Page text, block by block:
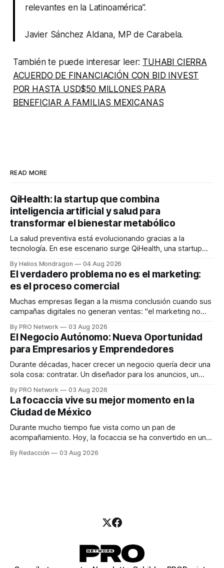
relevantes en la Latinoamérica”.
Javier Sánchez Aldana, MP de Carabela.
También te puede interesar leer: TUHABI CIERRA
ACUERDO DE FINANCIACIÓN CON BID INVEST
POR HASTA USD$50 MILLONES PARA
BENEFICIAR A FAMILIAS MEXICANAS
READ MORE
QiHealth: la startup que combina
inteligencia artificial y salud para
transformar el bienestar metabólico
La salud preventiva está evolucionando gracias a la
tecnología. En ese escenario surge QiHealth, una startup
dispositivos inteligentes, inteligencia artificial y monitoreo
en tiempo real para ayudar a las personas a tomar mejores
decisiones sobre su salud metabólica. Su propuesta busca
responder
By Helios Mondragon 04 Aug 2026
El verdadero problema no es el marketing:
es el proceso comercial
Muchas empresas llegan a la misma conclusión cuando sus
campañas digitales no generan ventas: "el marketing no
INTERIUS, el problema suele estar en otro lugar. Durante
una entrevista para el podcast SER PRO, el especialista en
marketing digital explicó que
By PRO Network 03 Aug 2026
El Negocio Autónomo: Nueva Oportunidad
para Empresarios y Emprendedores
Durante décadas, hacer crecer un negocio quería decir una
sola cosa: contratar. Un diseñador para los anuncios, un
para los textos, alguien que supiera de publicidad digital
para encontrar prospectos, un vendedor para atender
llamadas y mensajes, y —con suerte— una persona
By PRO Network 03 Aug 2026
La focaccia vive su mejor momento en la
Ciudad de México
Durante mucho tiempo fue vista como un pan de
acompañamiento. Hoy, la focaccia se ha convertido en uno
artesanal, ingredientes de calidad y experiencias que
By Redacción 03 Aug 2026